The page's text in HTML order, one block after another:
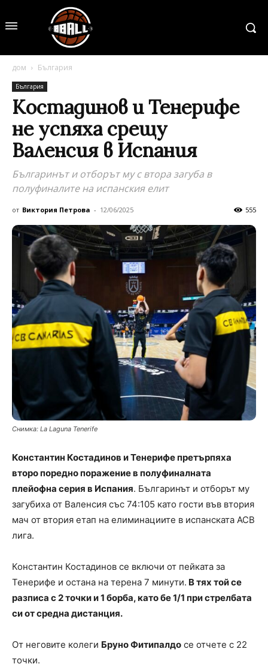
дом България
България
Костадинов и Тенерифе
не успяха срещу
Валенсия в Испания
Българинът и отборът му с втора загуба в
полуфиналите на испанския елит
от Виктория Петрова - 12/06/2025 555
Снимка: La Laguna Tenerife
Константин Костадинов и Тенерифе претърпяха
второ поредно поражение в полуфиналната
плейофна серия в Испания. Българинът и отборът му
загубиха от Валенсия със 74:105 като гости във втория
мач от втория етап на елиминациите в испанската ACB
лига.
Константин Костадинов се включи от пейката за
Тенерифе и остана на терена 7 минути. В тях той се
разписа с 2 точки и 1 борба, като бе 1/1 при стрелбата
си от средна дистанция.
От неговите колеги Бруно Фитипалдо се отчете с 22
точки.